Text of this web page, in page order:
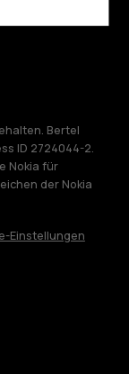
Bertel
ID 2724044-2.
Nokia für
der Nokia
Einstellungen